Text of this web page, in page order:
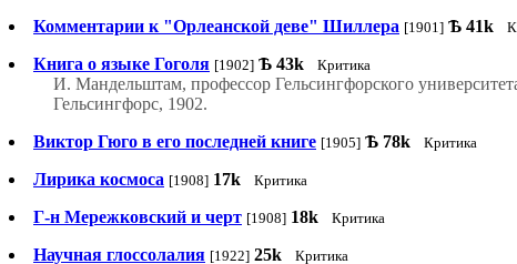
Комментарии к "Орлеанской деве" Шиллера [1901] Ѣ 41k
Книга о языке Гоголя [1902] Ѣ 43k Критика
И. Мандельштам, профессор Гельсингфорского
Гельсингфорс, 1902.
Виктор Гюго в его последней книге [1905] Ѣ 78k Критика
Лирика космоса [1908] 17k Критика
Г-н Мережковский и черт [1908] 18k Критика
Научная глоссолалия [1922] 25k Критика